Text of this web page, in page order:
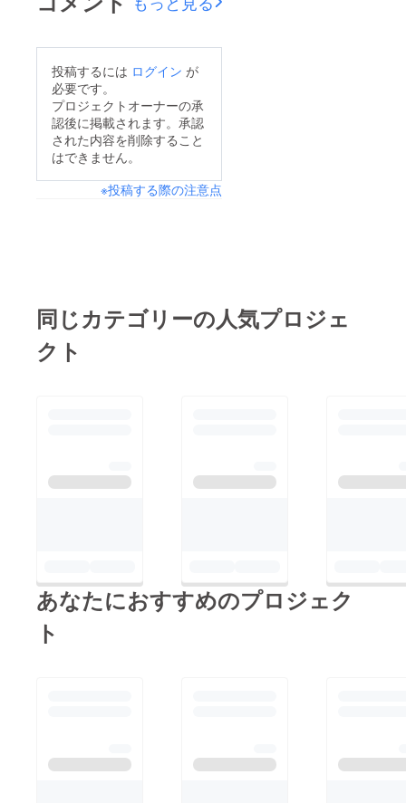
投稿するには ログイン が
必要です。
プロジェクトオーナーの承
認後に掲載されます。承認
された内容を削除すること
はできません。
※投稿する際の注意点
同じカテゴリーの人気プロジェ
クト
あなたにおすすめのプロジェク
ト